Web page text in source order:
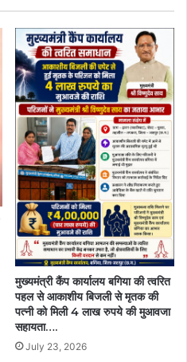
मुख्यमंत्री कैंप कार्यालय बगिया की त्वरित
पहल से आकाशीय बिजली से मृतक की
पत्नी को मिली 4 लाख रुपये की मुआवजा
सहायता….
July 23, 2026